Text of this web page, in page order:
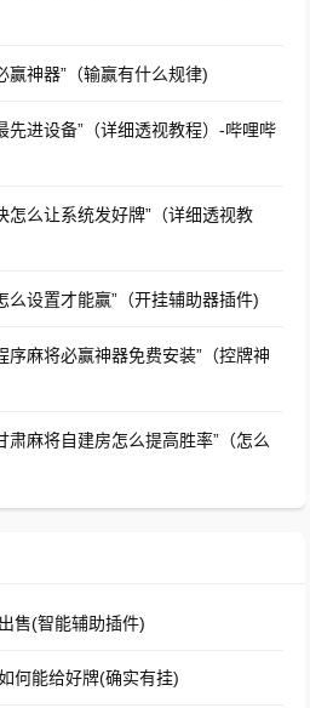
赢神器”（输赢有什么规律)
先进设备”（详细透视教程）-哔哩哔
怎么让系统发好牌”（详细透视教
么设置才能赢”（开挂辅助器插件)
序麻将必赢神器免费安装”（控牌神
肃麻将自建房怎么提高胜率”（怎么
售(智能辅助插件)
何能给好牌(确实有挂)